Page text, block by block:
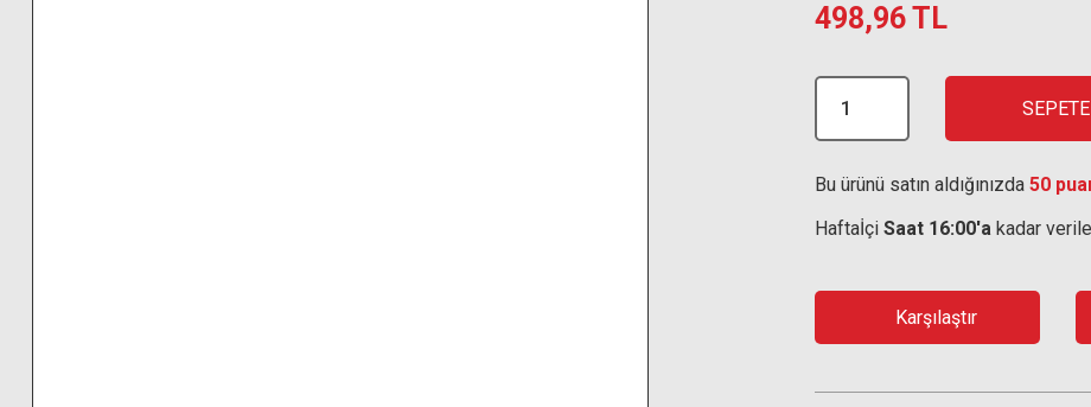
498,96 TL
Bu ürünü satın aldığınızda 50
Haftaİçi Saat 16:00'a kadar
Karşılaştır